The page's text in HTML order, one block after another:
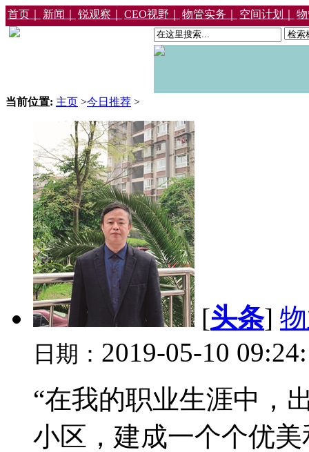
首页｜ 新闻｜ 锐观察｜ CEO视野｜ 物管实务｜ 空间计划｜
当前位置: 主页 >今日推荐 >
[头条]
日期： 2019-05-10
“在我的职业生涯中，
小区，建成一个个优